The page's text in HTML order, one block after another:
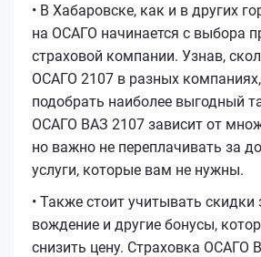
• В Хабаровске, как и в других
на ОСАГО начинается с выбора
страховой компании. Узнав,
ОСАГО 2107 в разных
подобрать наиболее выгодный
ОСАГО ВАЗ 2107 зависит от
но важно не переплачивать за
услуги, которые вам не нужны.
• Также стоит учитывать скидки
вождение и другие бонусы,
снизить цену. Страховка ОСАГО